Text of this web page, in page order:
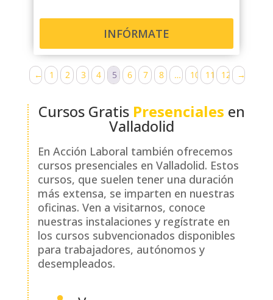
INFÓRMATE
← 1 2 3 4 5 6 7 8 … 10 11 12 →
Cursos Gratis Presenciales en
Valladolid
En Acción Laboral también ofrecemos
cursos presenciales en Valladolid. Estos
cursos, que suelen tener una duración
más extensa, se imparten en nuestras
oficinas. Ven a visitarnos, conoce
nuestras instalaciones y regístrate en
los cursos subvencionados disponibles
para trabajadores, autónomos y
desempleados.